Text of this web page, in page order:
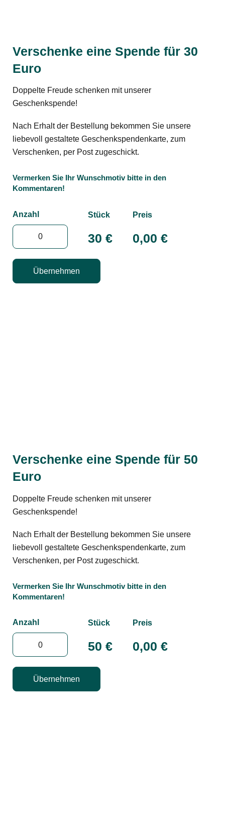
Verschenke eine Spende für 30
Euro
Doppelte Freude schenken mit unserer
Geschenkspende!
Nach Erhalt der Bestellung bekommen Sie unsere
liebevoll gestaltete Geschenkspendenkarte, zum
Verschenken, per Post zugeschickt.
Vermerken Sie Ihr Wunschmotiv bitte in den
Kommentaren!
Anzahl Stück
30 €
Preis
0,00 €
Übernehmen
Verschenke eine Spende für 50
Euro
Doppelte Freude schenken mit unserer
Geschenkspende!
Nach Erhalt der Bestellung bekommen Sie unsere
liebevoll gestaltete Geschenkspendenkarte, zum
Verschenken, per Post zugeschickt.
Vermerken Sie Ihr Wunschmotiv bitte in den
Kommentaren!
Anzahl Stück
50 €
Preis
0,00 €
Übernehmen